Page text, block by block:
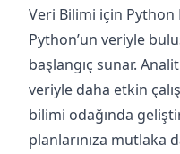
Veri Bilimi için
Python’un veriyle
başlangıç sunar.
veriyle daha etkin
bilimi odağında
planlarınıza mutlaka